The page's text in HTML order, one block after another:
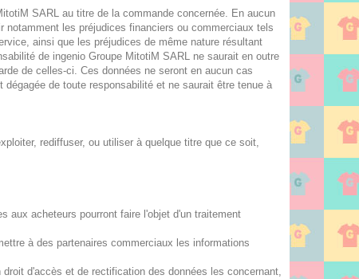
SARL au titre de la commande concernée. En aucun
notamment les préjudices financiers ou commerciaux tels
ainsi que les préjudices de même nature résultant
de ingenio Groupe MitotiM SARL ne saurait en outre
de celles-ci. Ces données ne seront en aucun cas
de toute responsabilité et ne saurait être tenue à
rediffuser, ou utiliser à quelque titre que ce soit,
aux acheteurs pourront faire l'objet d'un traitement
à des partenaires commerciaux les informations
d'accès et de rectification des données les concernant,